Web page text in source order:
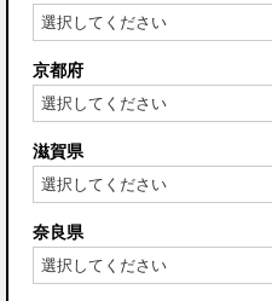
京都府
滋賀県
奈良県